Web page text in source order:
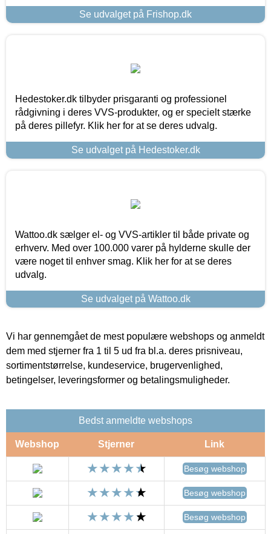
Se udvalget på Frishop.dk
Hedestoker.dk tilbyder prisgaranti og professionel
rådgivning i deres VVS-produkter, og er specielt stærke
på deres pillefyr. Klik her for at se deres udvalg.
Se udvalget på Hedestoker.dk
Wattoo.dk sælger el- og VVS-artikler til både private og
erhverv. Med over 100.000 varer på hylderne skulle der
være noget til enhver smag. Klik her for at se deres
udvalg.
Se udvalget på Wattoo.dk
Vi har gennemgået de mest populære webshops og anmeldt
dem med stjerner fra 1 til 5 ud fra bl.a. deres prisniveau,
sortimentstørrelse, kundeservice, brugervenlighed,
betingelser, leveringsformer og betalingsmuligheder.
Bedst anmeldte webshops
Webshop Stjerner Link
Besøg webshop
Besøg webshop
Besøg webshop